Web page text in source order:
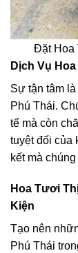
Đặt Hoa
Dịch Vụ
Sự tận tâm
Phú Thái.
tế mà còn
tuyệt đối của
kết mà
Hoa Tươi
Kiện
Tạo nên
Phú Thái